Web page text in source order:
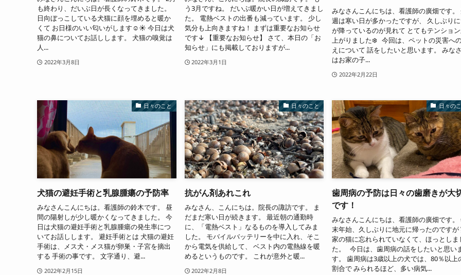
も終わり、だいぶ日が長くなってきました。
日向ぼっこしている犬猫に顔を埋めると暖か
くて お日様のいい匂いがします☺️☀️ 今日は犬
猫の鼻についてお話しします。 犬猫の嗅覚は
人...
2022年3月8日
う3月ですね。 だいぶ暖かい日が増えてきまし
た。 電熱ベストの出番も減っています。 少し
気分も上向きますね！ まずは重要なお知らせ
です↓ 【重要なお知らせ】 さて、本日の「お
知らせ」にも掲載しておりますが...
2022年3月1日
みなさんこんにちは、看護師の廣畑です。
週は寒い日が多かったですが、 久しぶり
が降っているのが見れて とてもテンショ
上がりました❄️ 今回は、ペットの災害へ
えについて 話をしたいと思います。 みな
はお家の子...
2022年2月22日
日々のこと
犬猫の避妊手術と乳腺腫瘍の予防率
みなさんこんにちは。看護師の鈴木です。 昼
間の陽射しが少し暖かくなってきました。 今
日は犬猫の避妊手術と乳腺腫瘍の発生率につ
いてお話しします。 避妊手術とは 犬猫の避妊
手術は、メス犬・メス猫が卵巣・子宮を摘出
する 手術の事です。 文字通り、避...
2022年2月15日
日々のこと
抗がん剤あれこれ
みなさん、こんにちは。院長の諏訪です。 ま
だまだ寒い日が続きます。 最近朝の通勤時
に、「電熱ベスト」なるものを導入してみま
した。 モバイルバッテリーを中に入れ、そこ
から電気を供給して、 ベスト内の電熱線を暖
めるというものです。 これが意外と暖...
2022年2月8日
日々の
歯周病の予防は日々の歯磨きが大
です！
みなさんこんにちは、看護師の廣畑です。
末年始、久しぶりに地元に帰ったのですが
家の猫に忘れられていなくて、ほっとしま
た。 今日は、歯周病の話をしたいと思い
す。 歯周病は3歳以上の犬では、80％以上
割合で みられるほど、多い病気...